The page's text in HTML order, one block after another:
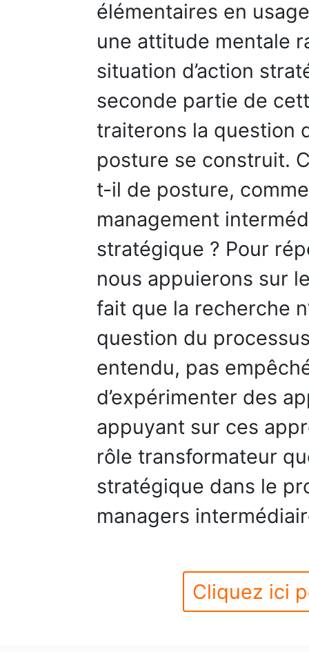
élémentaires en
une attitude mentale
situation d’action
seconde partie de
traiterons la question
posture se construit.
t-il de posture,
management
stratégique ? Pour
nous appuierons sur
fait que la recherche
question du
entendu, pas
d’expérimenter des
appuyant sur ces
rôle transformateur
stratégique dans le
managers
Cliquez ici